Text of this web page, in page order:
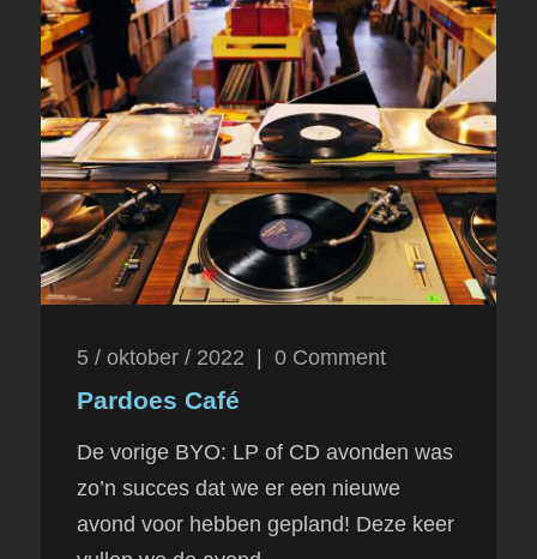
5 / oktober / 2022 0 Comment
Pardoes Café
De vorige BYO: LP of CD avonden was
zo’n succes dat we er een nieuwe
avond voor hebben gepland! Deze keer